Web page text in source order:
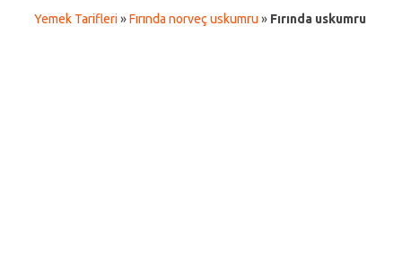
Yemek Tarifleri »Fırında norveç uskumru » Fırında uskumru